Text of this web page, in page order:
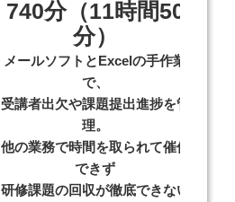
740分（11時間50
分）
メールソフトとExcelの手作業
で、
受講者出欠や課題提出進捗を管
理。
他の業務で時間を取られて催促
できず
研修課題の回収が徹底できない